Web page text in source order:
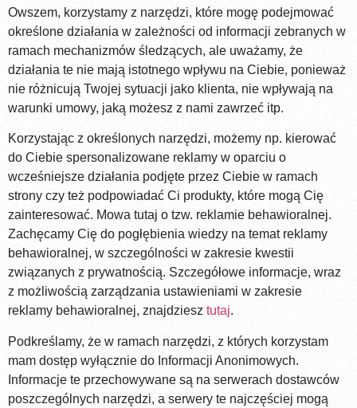
Owszem, korzystamy z narzędzi, które mogę podejmować
określone działania w zależności od informacji zebranych w
ramach mechanizmów śledzących, ale uważamy, że
działania te nie mają istotnego wpływu na Ciebie, ponieważ
nie różnicują Twojej sytuacji jako klienta, nie wpływają na
warunki umowy, jaką możesz z nami zawrzeć itp.
Korzystając z określonych narzędzi, możemy np. kierować
do Ciebie spersonalizowane reklamy w oparciu o
wcześniejsze działania podjęte przez Ciebie w ramach
strony czy też podpowiadać Ci produkty, które mogą Cię
zainteresować. Mowa tutaj o tzw. reklamie behawioralnej.
Zachęcamy Cię do pogłębienia wiedzy na temat reklamy
behawioralnej, w szczególności w zakresie kwestii
związanych z prywatnością. Szczegółowe informacje, wraz
z możliwością zarządzania ustawieniami w zakresie
reklamy behawioralnej, znajdziesz tutaj.
Podkreślamy, że w ramach narzędzi, z których korzystam
mam dostęp wyłącznie do Informacji Anonimowych.
Informacje te przechowywane są na serwerach dostawców
poszczególnych narzędzi, a serwery te najczęściej mogą